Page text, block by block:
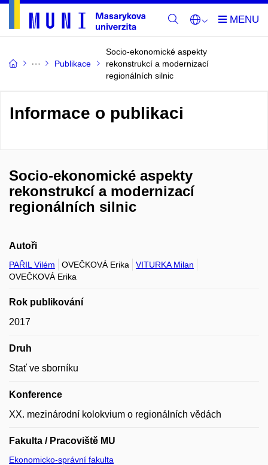
Publikace
Socio-ekonomické aspekty
rekonstrukcí a modernizací
regionálních silnic
Informace o publikaci
Socio-ekonomické aspekty
rekonstrukcí a modernizací
regionálních silnic
Autoři
PAŘIL Vilém OVEČKOVÁ Erika
VITURKA Milan
OVEČKOVÁ Erika
Rok publikování
2017
Druh
Stať ve sborníku
Konference
XX. mezinárodní kolokvium o regionálních vědách
Fakulta / Pracoviště MU
Ekonomicko-správní fakulta